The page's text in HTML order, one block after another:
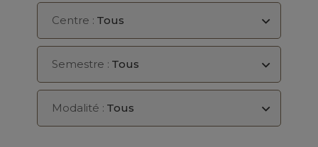
Centre : Tous
Semestre : Tous
Modalité : Tous